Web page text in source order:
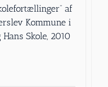
af
Kommune i
Skole, 2010